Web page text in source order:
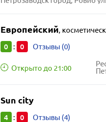
Европейский,
0 : 0 Отзывы (0)
Открыто до 21:00
Sun city
4 : 0 Отзывы (4)